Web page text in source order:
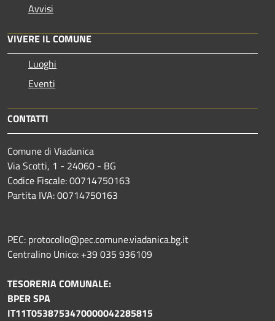
Avvisi
VIVERE IL COMUNE
Luoghi
Eventi
CONTATTI
Comune di Viadanica
Via Scotti, 1 - 24060 - BG
Codice Fiscale: 00714750163
Partita IVA: 00714750163
PEC: protocollo@pec.comune.viadanica.bg.it
Centralino Unico: +39 035 936109
TESORERIA COMUNALE:
BPER SPA
IT11T0538753470000042285815